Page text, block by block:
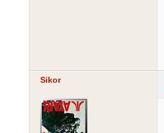
Sikor